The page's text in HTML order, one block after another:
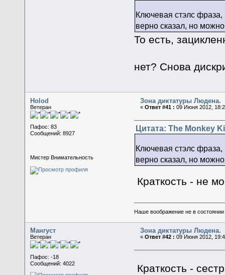
Ключевая стэлс фраза,
верно сказал, но
То есть,
нет? Снова
Holod
Ветеран
Пафос: 83
Сообщений: 8927
Мистер Внимательность
Зона диктатуры Людена.
«Ответ #41 : 09 Июня 2012,
Цитата: The Monkey
Ключевая стэлс фраза,
верно сказал, но
Краткость - не
Наше воображение не в
Мангуст
Ветеран
Пафос: -18
Сообщений: 4022
Зона диктатуры Людена.
«Ответ #42 : 09 Июня 2012,
Краткость -